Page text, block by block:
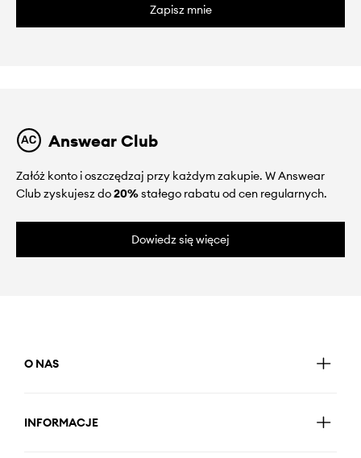
Zapisz mnie
Answear Club
Załóż konto i oszczędzaj przy każdym zakupie. W Answear
Club zyskujesz do20%stałego rabatu od cen regularnych.
Dowiedz się więcej
O NAS
INFORMACJE